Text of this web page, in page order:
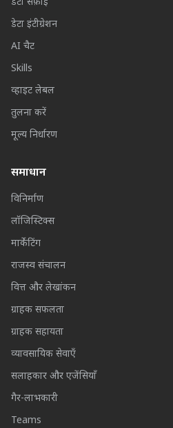
डेटा इंटीग्रेशन
AI चैट
Skills
व्हाइट लेबल
तुलना करें
मूल्य निर्धारण
समाधान
विनिर्माण
लॉजिस्टिक्स
मार्केटिंग
राजस्व संचालन
वित्त और लेखांकन
ग्राहक सफलता
ग्राहक सहायता
व्यावसायिक सेवाएँ
सलाहकार और एजेंसियाँ
गैर-लाभकारी
Teams